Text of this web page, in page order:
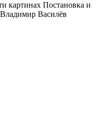
картинах Постановка и
Василёв